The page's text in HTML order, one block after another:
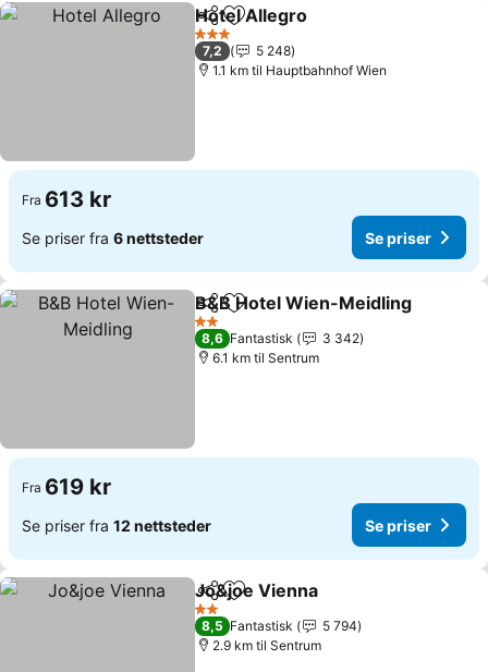
Del Legg til i favoritter
Hotel Allegro
3 Stjerner
7,2
5 248
1.1 km til Hauptbahnhof Wien
Fra 613 kr
Se priser fra 6 nettsteder Se priser
Del Legg til i favoritter
B&B Hotel Wien-Meidling
2 Stjerner
8,6 Fantastisk
3 342
6.1 km til Sentrum
Fra 619 kr
Se priser fra 12 nettsteder Se priser
Del Legg til i favoritter
Jo&joe Vienna
2 Stjerner
8,5 Fantastisk
5 794
2.9 km til Sentrum